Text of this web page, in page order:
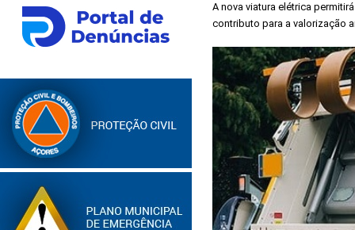
A nova viatura elétrica
contributo para a valorização